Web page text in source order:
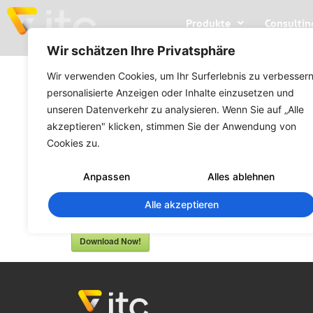
Wir schätzen Ihre Privatsphäre
Wir verwenden Cookies, um Ihr Surferlebnis zu
personalisierte Anzeigen oder Inhalte einzusetzen und
unseren Datenverkehr zu analysieren. Wenn Sie auf „Alle
akzeptieren" klicken, stimmen Sie der Anwendung von
Cookies zu.
Anpassen Alles ablehnen
Alle akzeptieren
Produkte
Dokumentation –
Installationshinweise
Bitte lesen Sie sich die Installationshinweise
Download Now!